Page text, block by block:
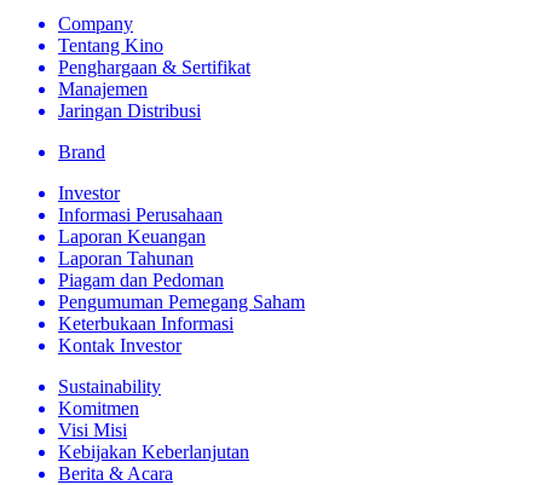
Company
Tentang Kino
Penghargaan & Sertifikat
Manajemen
Jaringan Distribusi
Brand
Investor
Informasi Perusahaan
Laporan Keuangan
Laporan Tahunan
Piagam dan Pedoman
Pengumuman Pemegang Saham
Keterbukaan Informasi
Kontak Investor
Sustainability
Komitmen
Visi Misi
Kebijakan Keberlanjutan
Berita & Acara